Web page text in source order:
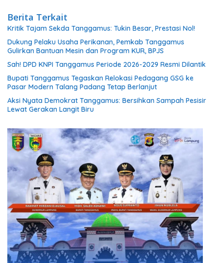
Berita Terkait
Kritik Tajam Sekda Tanggamus: Tukin Besar, Prestasi Nol!
Dukung Pelaku Usaha Perikanan, Pemkab Tanggamus
Gulirkan Bantuan Mesin dan Program KUR, BPJS
Sah! DPD KNPI Tanggamus Periode 2026-2029 Resmi Dilantik
Bupati Tanggamus Tegaskan Relokasi Pedagang GSG ke
Pasar Modern Talang Padang Tetap Berlanjut
Aksi Nyata Demokrat Tanggamus: Bersihkan Sampah Pesisir
Lewat Gerakan Langit Biru